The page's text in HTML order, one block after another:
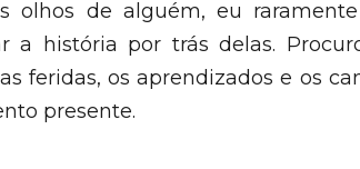
olhos de alguém, eu
a história por trás delas.
feridas, os aprendizados e os
presente.